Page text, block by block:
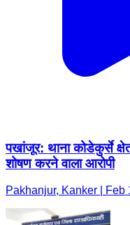
पखांजूर: थाना कोडेकुर्से
शोषण करने वाला आरोपी
Pakhanjur, Kanker | Feb